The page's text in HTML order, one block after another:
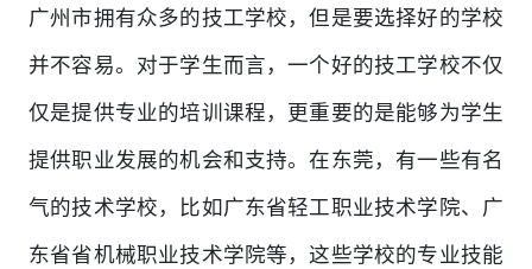
广州市拥有众多的技工学校，但是要选择好的学校
并不容易。对于学生而言，一个好的技工学校不仅
仅是提供专业的培训课程，更重要的是能够为学生
提供职业发展的机会和支持。在东莞，有一些有名
气的技术学校，比如广东省轻工职业技术学院、广
东省省机械职业技术学院等，这些学校的专业技能